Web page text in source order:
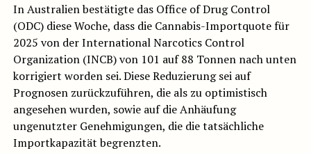
In Australien bestätigte das Office of Drug Control
(ODC) diese Woche, dass die Cannabis-Importquote für
2025 von der International Narcotics Control
Organization (INCB) von 101 auf 88 Tonnen nach unten
korrigiert worden sei. Diese Reduzierung sei auf
Prognosen zurückzuführen, die als zu optimistisch
angesehen wurden, sowie auf die Anhäufung
ungenutzter Genehmigungen, die die tatsächliche
Importkapazität begrenzten.